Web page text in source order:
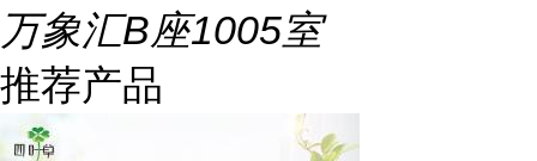
万象汇B座1005室
推荐产品